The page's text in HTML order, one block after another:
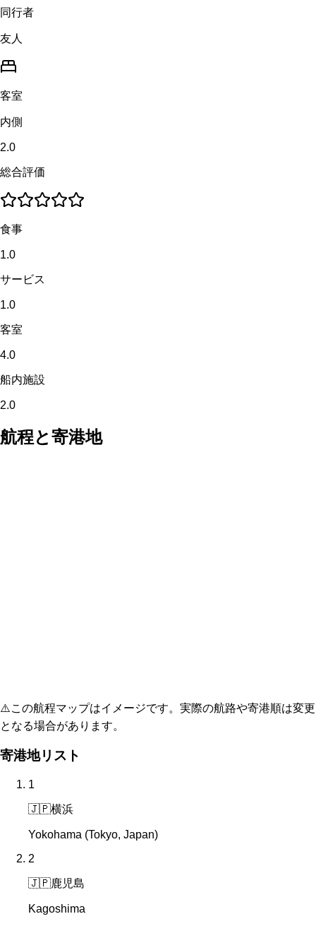
同行者
友人
客室
内側
2.0
総合評価
食事
1.0
サービス
1.0
客室
4.0
船内施設
2.0
航程と寄港地
⚠️この航程マップはイメージです。実際の航路や寄港順は変更
となる場合があります。
寄港地リスト
1
🇯🇵横浜
Yokohama (Tokyo, Japan)
2
🇯🇵鹿児島
Kagoshima